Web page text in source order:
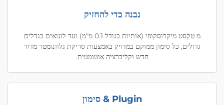
נבנה כדי להחזיק
מ טקסט מיקרוסקופי (אותיות בגודל 0.1 מ"מ) ועד לוגואים בגדלים
גדולים, כל סימון ממוקם במדויק באמצעות סריקת גלוונומטר מדור
חדש וקליברציה אוטומטית.
Plugin & סימון